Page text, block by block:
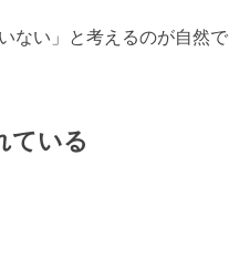
ない」と考えるのが自然で
ている